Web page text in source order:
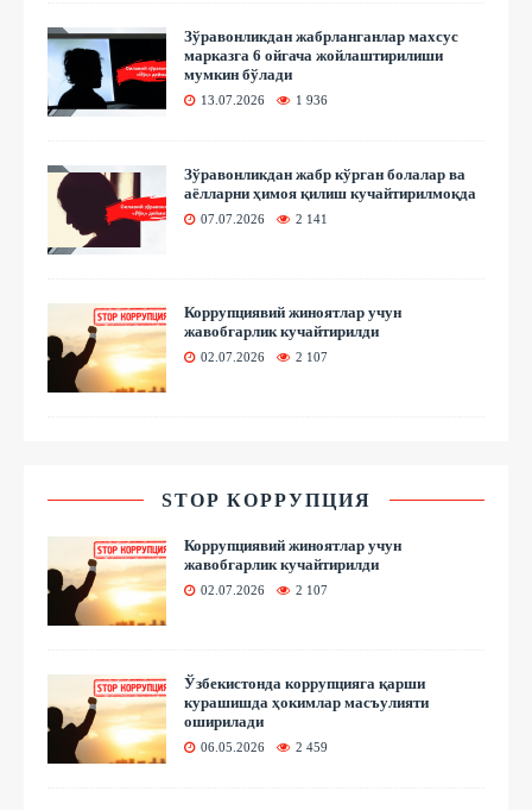
Зўравонликдан жабрланганлар махсус
марказга 6 ойгача жойлаштирилиши
мумкин бўлади
13.07.2026 1 936
Зўравонликдан жабр кўрган болалар ва
аёлларни ҳимоя қилиш кучайтирилмоқда
07.07.2026 2 141
Коррупциявий жиноятлар учун
жавобгарлик кучайтирилди
02.07.2026 2 107
STOP КОРРУПЦИЯ
Коррупциявий жиноятлар учун
жавобгарлик кучайтирилди
02.07.2026 2 107
Ўзбекистонда коррупцияга қарши
курашишда ҳокимлар масъулияти
оширилади
06.05.2026 2 459